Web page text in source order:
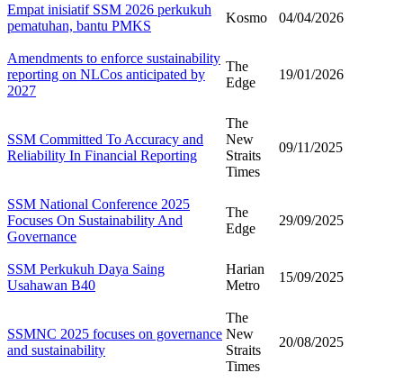
Empat inisiatif SSM 2026 perkukuh
pematuhan, bantu PMKS
Kosmo 04/04/2026
Amendments to enforce sustainability
reporting on NLCos anticipated by
2027
The
Edge
19/01/2026
SSM Committed To Accuracy and
Reliability In Financial Reporting
The
New
Straits
Times
09/11/2025
SSM National Conference 2025
Focuses On Sustainability And
Governance
The
Edge
29/09/2025
SSM Perkukuh Daya Saing
Usahawan B40
Harian
Metro
15/09/2025
SSMNC 2025 focuses on governance
and sustainability
The
New
Straits
Times
20/08/2025